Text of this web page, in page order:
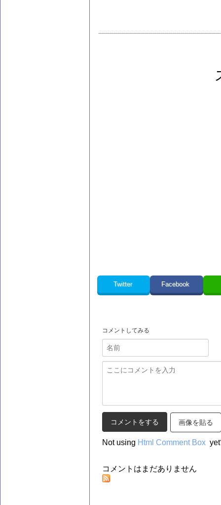
Twitter Facebook
コメントしてみる
画像を貼る
Not using Html Comment Box
コメントはまだありません